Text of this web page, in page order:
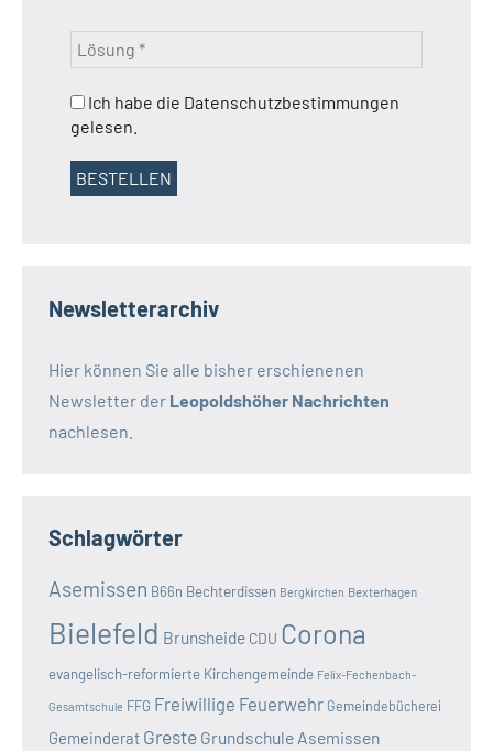
Ich habe die Datenschutzbestimmungen
gelesen.
Newsletterarchiv
Hier können Sie alle bisher erschienenen
Newsletter der Leopoldshöher Nachrichten
nachlesen.
Schlagwörter
Asemissen B66n Bechterdissen Bergkirchen Bexterhagen
Bielefeld Brunsheide CDU Corona
evangelisch-reformierte Kirchengemeinde Felix-Fechenbach-
Gesamtschule FFG Freiwillige Feuerwehr Gemeindebücherei
Gemeinderat Greste Grundschule Asemissen